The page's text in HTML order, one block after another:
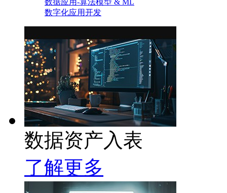
数据应用-算法模型 & ML
数字化应用开发
数据资产入表
了解更多